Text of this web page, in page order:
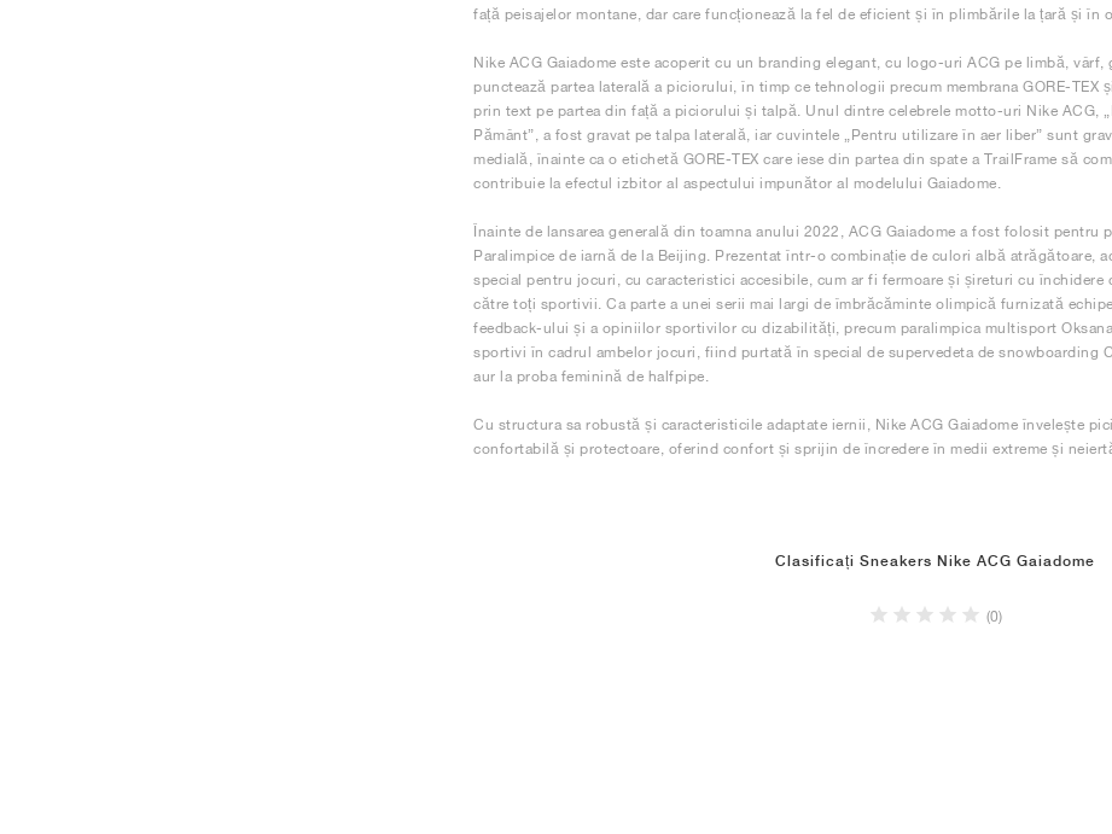
față peisajelor montane, dar care funcționează la fel de eficient și în plimbările la țară și în
Nike ACG Gaiadome este acoperit cu un branding elegant, cu logo-uri ACG pe limbă,
punctează partea laterală a piciorului, în timp ce tehnologii precum membrana GORE-TEX
prin text pe partea din față a piciorului și talpă. Unul dintre celebrele motto-uri Nike ACG,
Pământ”, a fost gravat pe talpa laterală, iar cuvintele „Pentru utilizare în aer liber” sunt
medială, înainte ca o etichetă GORE-TEX care iese din partea din spate a TrailFrame să
contribuie la efectul izbitor al aspectului impunător al modelului Gaiadome.
Înainte de lansarea generală din toamna anului 2022, ACG Gaiadome a fost folosit pentru
Paralimpice de iarnă de la Beijing. Prezentat într-o combinație de culori albă atrăgătoare,
special pentru jocuri, cu caracteristici accesibile, cum ar fi fermoare și șireturi cu închidere
către toți sportivii. Ca parte a unei serii mai largi de îmbrăcăminte olimpică furnizată
feedback-ului și a opiniilor sportivilor cu dizabilități, precum paralimpica multisport
sportivi în cadrul ambelor jocuri, fiind purtată în special de supervedeta de snowboarding
aur la proba feminină de halfpipe.
Cu structura sa robustă și caracteristicile adaptate iernii, Nike ACG Gaiadome învelește
confortabilă și protectoare, oferind confort și sprijin de încredere în medii extreme și
Clasificați Sneakers Nike ACG Gaiadome
(0)